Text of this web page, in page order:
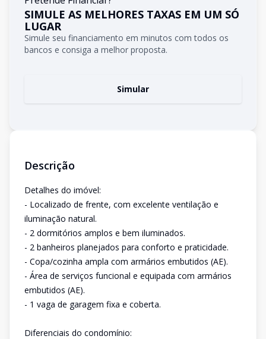
SIMULE AS MELHORES TAXAS EM UM SÓ
LUGAR
Simule seu financiamento em minutos com todos os
bancos e consiga a melhor proposta.
Simular
Descrição
Detalhes do imóvel:
- Localizado de frente, com excelente ventilação e
iluminação natural.
- 2 dormitórios amplos e bem iluminados.
- 2 banheiros planejados para conforto e praticidade.
- Copa/cozinha ampla com armários embutidos (AE).
- Área de serviços funcional e equipada com armários
embutidos (AE).
- 1 vaga de garagem fixa e coberta.
Diferenciais do condomínio: